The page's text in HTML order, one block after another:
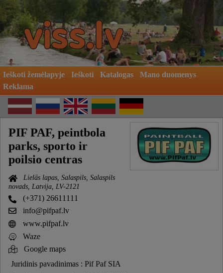
Ieškoti žemėlapyje Ieškoti Katalogas
Mano duomenys
Reklama
PIF PAF, peintbola
parks, sporto ir
poilsio centras
Lielās lapas, Salaspils, Salaspils
novads, Latvija, LV-2121
(+371) 26611111
info@pifpaf.lv
www.pifpaf.lv
Waze
Google maps
Juridinis pavadinimas : Pif Paf SIA